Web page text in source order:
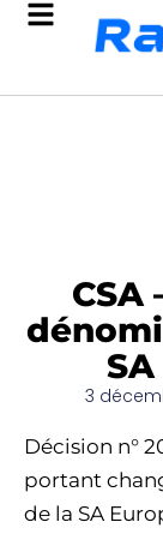
CSA
3
Décision n°
portant
de la SA